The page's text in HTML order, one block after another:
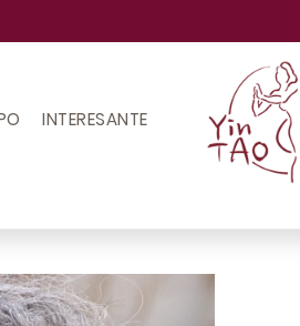
INTERESANTE